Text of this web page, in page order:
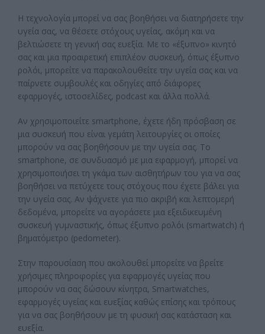
Η τεχνολογία μπορεί να σας βοηθήσει να διατηρήσετε την
υγεία σας, να θέσετε στόχους υγείας, ακόμη και να
βελτιώσετε τη γενική σας ευεξία. Με το «έξυπνο» κινητό
σας και μια προαιρετική επιπλέον συσκευή, όπως έξυπνο
ρολόι, μπορείτε να παρακολουθείτε την υγεία σας και να
παίρνετε συμβουλές και οδηγίες από διάφορες
εφαρμογές, ιστοσελίδες, podcast και άλλα πολλά.
Αν χρησιμοποιείτε smartphone, έχετε ήδη πρόσβαση σε
μια συσκευή που είναι γεμάτη λειτουργίες οι οποίες
μπορούν να σας βοηθήσουν με την υγεία σας. Το
smartphone, σε συνδυασμό με μια εφαρμογή, μπορεί να
χρησιμοποιήσει τη γκάμα των αισθητήρων του για να σας
βοηθήσει να πετύχετε τους στόχους που έχετε βάλει για
την υγεία σας. Αν ψάχνετε για πιο ακριβή και λεπτομερή
δεδομένα, μπορείτε να αγοράσετε μια εξειδικευμένη
συσκευή γυμναστικής, όπως έξυπνο ρολόι (smartwatch) ή
βηματόμετρο (pedometer).
Στην παρουσίαση που ακολουθεί μπορείτε να βρείτε
χρήσιμες πληροφορίες για εφαρμογές υγείας που
μπορούν να σας δώσουν κίνητρα, Smartwatches,
εφαρμογές υγείας και ευεξίας καθώς επίσης και τρόπους
για να σας βοηθήσουν με τη φυσική σας κατάσταση και
ευεξία.